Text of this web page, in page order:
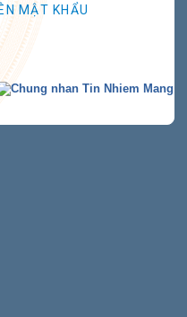
MẬT KHẨU